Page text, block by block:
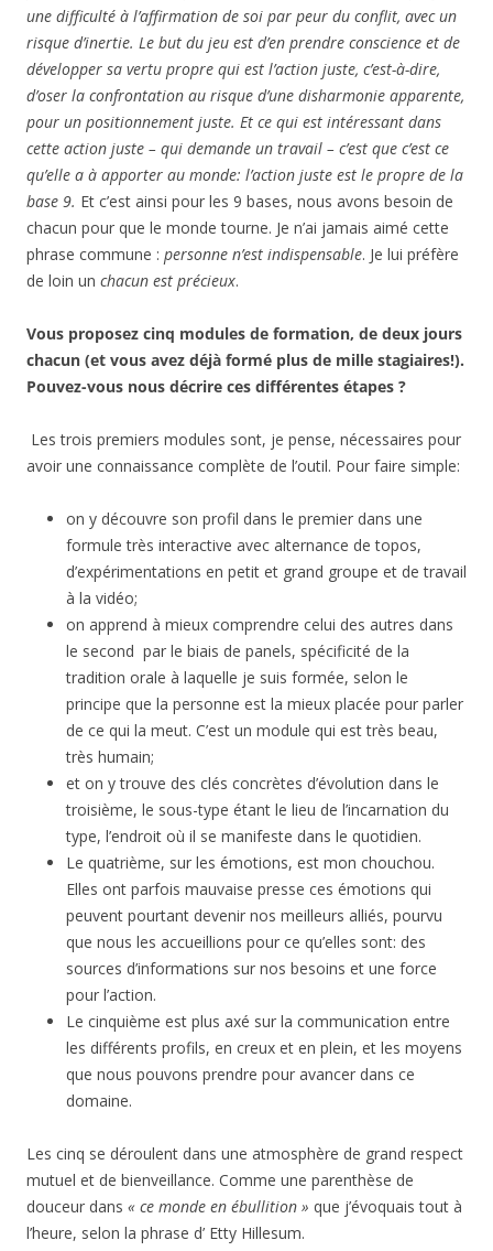
une difficulté à l’affirmation de soi par peur du conflit, avec un
risque d’inertie. Le but du jeu est d’en prendre conscience et de
développer sa vertu propre qui est l’action juste, c’est-à-dire,
d’oser la confrontation au risque d’une disharmonie apparente,
pour un positionnement juste. Et ce qui est intéressant dans
cette action juste – qui demande un travail – c’est que c’est ce
qu’elle a à apporter au monde: l’action juste est le propre de la
base 9. Et c’est ainsi pour les 9 bases, nous avons besoin de
chacun pour que le monde tourne. Je n’ai jamais aimé cette
phrase commune : personne n’est indispensable. Je lui préfère
de loin un chacun est précieux.
Vous proposez cinq modules de formation, de deux jours
chacun (et vous avez déjà formé plus de mille stagiaires!).
Pouvez-vous nous décrire ces différentes étapes ?
Les trois premiers modules sont, je pense, nécessaires pour
avoir une connaissance complète de l’outil. Pour faire simple:
on y découvre son profil dans le premier dans une
formule très interactive avec alternance de topos,
d’expérimentations en petit et grand groupe et de travail
à la vidéo;
on apprend à mieux comprendre celui des autres dans
le second par le biais de panels, spécificité de la
tradition orale à laquelle je suis formée, selon le
principe que la personne est la mieux placée pour parler
de ce qui la meut. C’est un module qui est très beau,
très humain;
et on y trouve des clés concrètes d’évolution dans le
troisième, le sous-type étant le lieu de l’incarnation du
type, l’endroit où il se manifeste dans le quotidien.
Le quatrième, sur les émotions, est mon chouchou.
Elles ont parfois mauvaise presse ces émotions qui
peuvent pourtant devenir nos meilleurs alliés, pourvu
que nous les accueillions pour ce qu’elles sont: des
sources d’informations sur nos besoins et une force
pour l’action.
Le cinquième est plus axé sur la communication entre
les différents profils, en creux et en plein, et les moyens
que nous pouvons prendre pour avancer dans ce
domaine.
Les cinq se déroulent dans une atmosphère de grand respect
mutuel et de bienveillance. Comme une parenthèse de
douceur dans « ce monde en ébullition » que j’évoquais tout à
l’heure, selon la phrase d’ Etty Hillesum.